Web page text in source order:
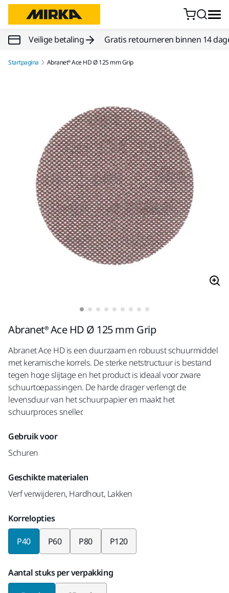
Doorgaan naar inhoud
Veilige betaling Gratis retourneren binnen 14
Startpagina Abranet® Ace HD Ø 125 mm Grip
Abranet® Ace HD Ø 125 mm Grip
Abranet Ace HD is een duurzaam en robuust schuurmiddel
met keramische korrels. De sterke netstructuur is bestand
tegen hoge slijtage en het product is ideaal voor zware
schuurtoepassingen. De harde drager verlengt de
levensduur van het schuurpapier en maakt het
schuurproces sneller.
Gebruik voor
Schuren
Geschikte materialen
Verf verwijderen, Hardhout, Lakken
Korrelopties
P40 P60 P80 P120
Aantal stuks per verpakking